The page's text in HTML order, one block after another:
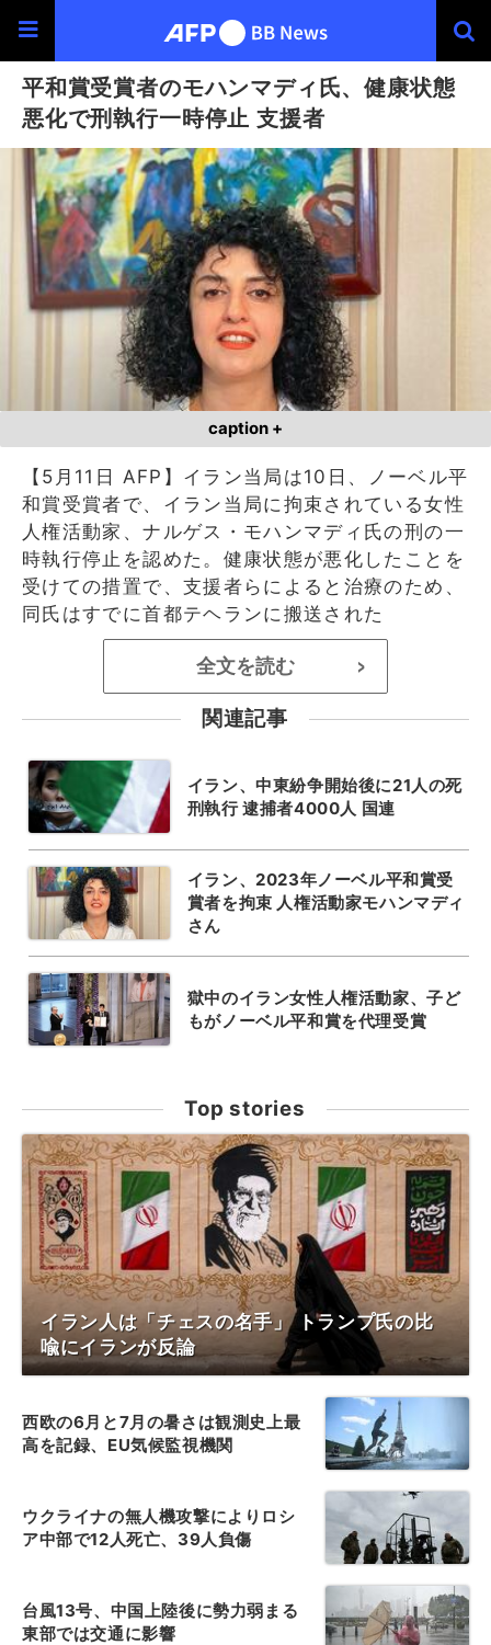
平和賞受賞者のモハンマディ氏、健康状態
悪化で刑執行一時停止 支援者
caption +
【5月11日 AFP】イラン当局は10日、ノーベル平
和賞受賞者で、イラン当局に拘束されている女性
人権活動家、ナルゲス・モハンマディ氏の刑の一
時執行停止を認めた。健康状態が悪化したことを
受けての措置で、支援者らによると治療のため、
同氏はすでに首都テヘランに搬送された
全文を読む >
関連記事
イラン、中東紛争開始後に21人の死
刑執行 逮捕者4000人 国連
イラン、2023年ノーベル平和賞受
賞者を拘束 人権活動家モハンマディ
さん
獄中のイラン女性人権活動家、子ど
もがノーベル平和賞を代理受賞
Top stories
イラン人は「チェスの名手」 トランプ氏の比
喩にイランが反論
西欧の6月と7月の暑さは観測史上最
高を記録、EU気候監視機関
ウクライナの無人機攻撃によりロシ
ア中部で12人死亡、39人負傷
台風13号、中国上陸後に勢力弱まる
東部では交通に影響